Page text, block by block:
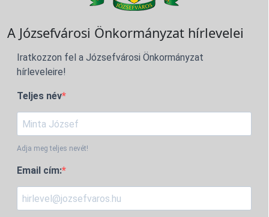
A Józsefvárosi Önkormányzat hírlevelei
Iratkozzon fel a Józsefvárosi Önkormányzat
hírleveleire!
Teljes név
Adja meg teljes nevét!
Email cím: